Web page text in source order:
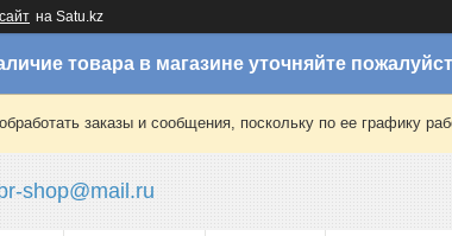
на Satu.kz
товара в магазине уточняйте
заказы и сообщения, поскольку по ее графику
shop@mail.ru